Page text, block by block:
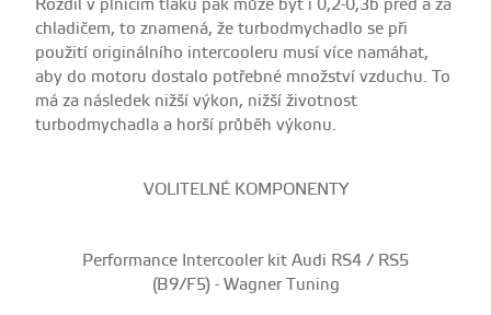
Rozdíl v plnícím tlaku pak může být i 0,2-0,3b před a za
chladičem, to znamená, že turbodmychadlo se při
použití originálního intercooleru musí více namáhat,
aby do motoru dostalo potřebné množství vzduchu. To
má za následek nižší výkon, nižší životnost
turbodmychadla a horší průběh výkonu.
VOLITELNÉ KOMPONENTY
Performance Intercooler kit Audi RS4 / RS5
(B9/F5) - Wagner Tuning